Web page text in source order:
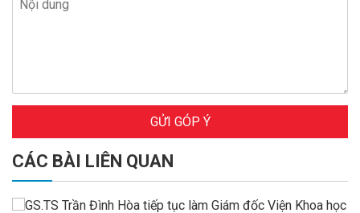
GỬI GÓP Ý
CÁC BÀI LIÊN QUAN